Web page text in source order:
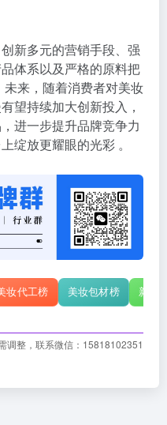
新多元的营销手段、强
体系以及严格的原料把
来，随着消费者对美妆
望持续加大创新投入，
进一步提升品牌竞争力
绽放更耀眼的光彩 。
妆代工榜 美妆包材榜 新原
调整，联系微信：15818102351